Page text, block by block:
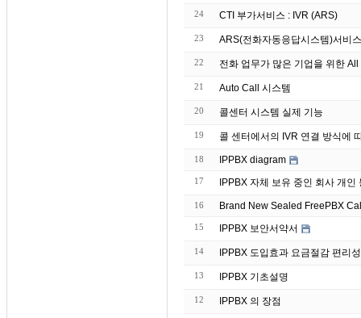
24 CTI 부가서비스 : IVR (ARS)
23 ARS(전화자동응답시스템)서비
22 전화 업무가 많은 기업을 위한
21 Auto Call 시스템
20 콜센터 시스템 실제 기능
19 콜 센터에서의 IVR 연결 방식에
18 IPPBX diagram
17 IPPBX 자체 보유 중인 회사
16
15 IPPBX 보안서약서
14 IPPBX 도입효과 요금절감 편리성
13 IPPBX 기초설명
12 IPPBX 의 장점